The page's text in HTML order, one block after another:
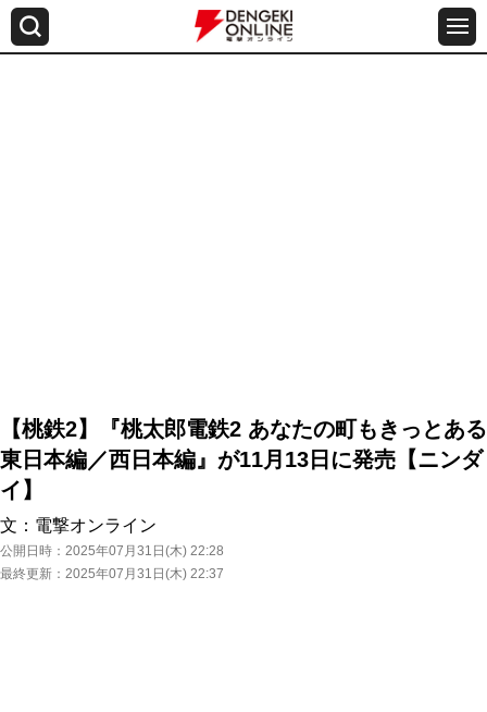
【桃鉄2】『桃太郎電鉄2 あなたの町もきっとある
東日本編／西日本編』が11月13日に発売【ニンダ
イ】
文： 電撃オンライン
公開日時： 2025年07月31日(木) 22:28
最終更新： 2025年07月31日(木) 22:37